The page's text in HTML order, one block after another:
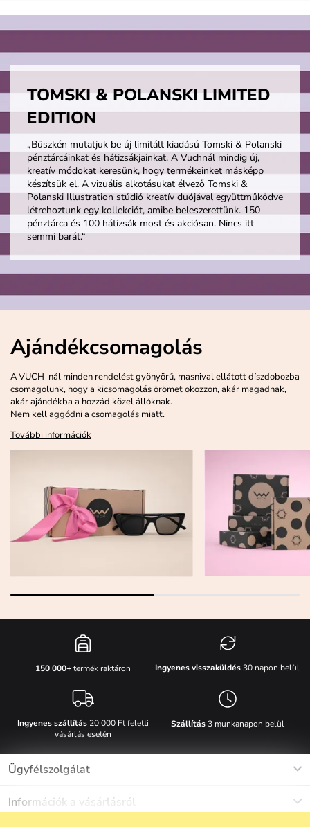
TOMSKI & POLANSKI LIMITED
EDITION
„Büszkén mutatjuk be új limitált kiadású Tomski & Polanski
pénztárcáinkat és hátizsákjainkat. A Vuchnál mindig új,
kreatív módokat keresünk, hogy termékeinket másképp
készítsük el. A vizuális alkotásukat élvező Tomski &
Polanski Illustration stúdió kreatív duójával együttműködve
létrehoztunk egy kollekciót, amibe beleszerettünk. 150
pénztárca és 100 hátizsák most és akciósan. Nincs itt
semmi barát.“
Ajándékcsomagolás
A VUCH-nál minden rendelést gyönyörű, masnival ellátott díszdobozba
csomagolunk, hogy a kicsomagolás örömet okozzon, akár magadnak,
akár ajándékba a hozzád közel állóknak.
Nem kell aggódni a csomagolás miatt.
További információk
150 000+termék raktáron Ingyenes visszaküldés30 napon belül
Ingyenes szállítás20 000 Ft feletti
vásárlás esetén
Szállítás3 munkanapon belül
Ügyfélszolgálat
Információk a vásárlásról